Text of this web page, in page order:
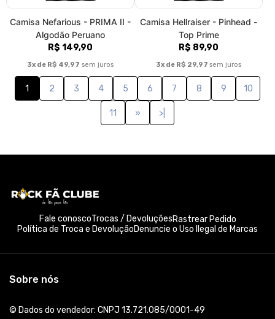
Camisa Nefarious - PRIMA II -
Algodão Peruano
R$ 149,90
3x de R$ 49,97 sem juros
Camisa Hellraiser - Pinhead -
Top Prime
R$ 89,90
3x de R$ 29,97 sem juros
1 2 3 4 5 6 7 8 9 10
11 » >|
Fale conoscoTrocas / DevoluçõesRastrear Pedido
Política de Troca e DevoluçãoDenuncie o Uso Ilegal de Marcas
Sobre nós
© Dados do vendedor: CNPJ 13.721.085/0001-49